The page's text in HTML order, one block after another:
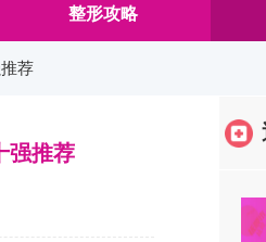
整形攻略
荐
强推荐